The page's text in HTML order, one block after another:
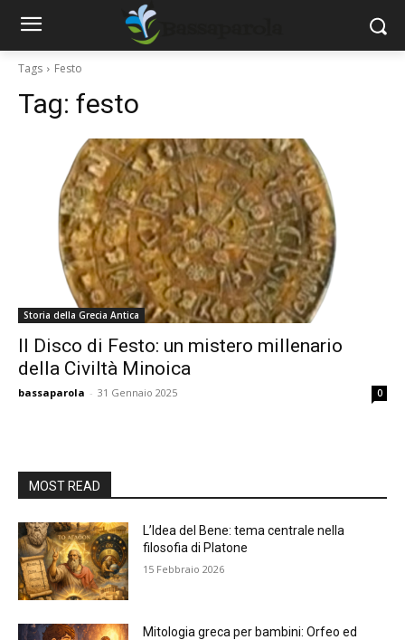
Tags Festo
Tag: festo
Storia della Grecia Antica
Il Disco di Festo: un mistero millenario
della Civiltà Minoica
bassaparola - 31 Gennaio 2025 0
MOST READ
L’Idea del Bene: tema centrale nella
filosofia di Platone
15 Febbraio 2026
Mitologia greca per bambini: Orfeo ed